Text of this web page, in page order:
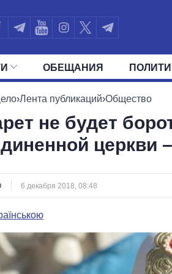
ОБЕЩАНИЯ
ВСЕ ПОЛИТИКИ ПРЕЗИДЕНТ И
›Лента публикаций›Общество
не будет
церкви
6 декабря 2018, 08:48